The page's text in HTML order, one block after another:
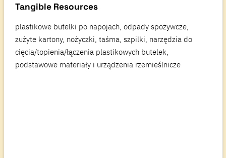
Tangible Resources
plastikowe butelki po napojach, odpady spożywcze,
zużyte kartony, nożyczki, taśma, szpilki, narzędzia do
cięcia/topienia/łączenia plastikowych butelek,
podstawowe materiały i urządzenia rzemieślnicze